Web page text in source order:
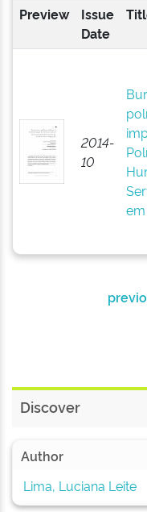
Preview
Issue
Date
2014-
10
Discover
Author
Lima, Luciana Leite